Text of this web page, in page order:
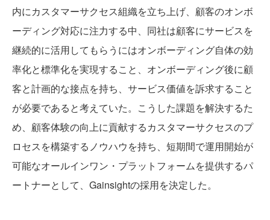
内にカスタマーサクセス組織を立ち上げ、顧客のオンボ
ーディング対応に注力する中、同社は顧客にサービスを
継続的に活用してもらうにはオンボーディング自体の効
率化と標準化を実現すること、オンボーディング後に顧
客と計画的な接点を持ち、サービス価値を訴求すること
が必要であると考えていた。こうした課題を解決するた
め、顧客体験の向上に貢献するカスタマーサクセスのプ
ロセスを構築するノウハウを持ち、短期間で運用開始が
可能なオールインワン・プラットフォームを提供するパ
ートナーとして、Gainsightの採用を決定した。